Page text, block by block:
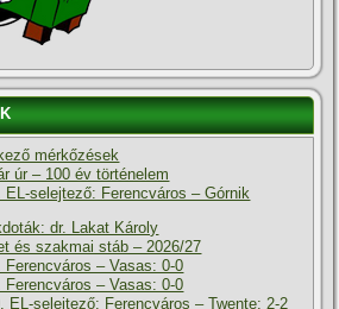
mérkőzések
úr – 100 év történelem
EL-selejtező: Ferencváros – Górnik
dr. Lakat Károly
és szakmai stáb – 2026/27
Ferencváros – Vasas: 0-0
Ferencváros – Vasas: 0-0
EL-selejtező: Ferencváros – Twente: 2-2